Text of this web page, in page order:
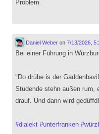
Problem.
Daniel Weberon 7/13/2026,
Bei einer Führung in
"Do drübe is der
Studende stehn außen rum,
drauf. Und dann wird
#dialekt #unterfranken #